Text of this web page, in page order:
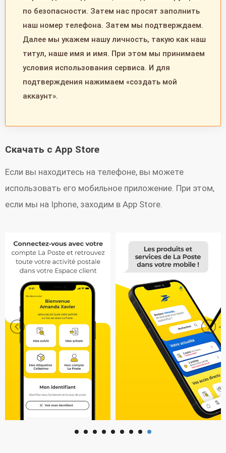
подписи и личности. ЗАКАЖИТЕ ПРОДУКЦИЮ
LA POSTE В ИНТЕРНЕТ-МАГАЗИНЕ Приложение
La Poste также является интернет-магазином,
позволяющим приобретать наши почтовые
решения с мобильного телефона: марки
Marianne, конверты с марками и наклейки для
ПУНКТЫ LA POSTE Благодаря геолокации
приложение позволяет вам находить
ближайшие к вам почтовые отделения, чтобы
оптимизировать ваши поездки и быстро
пункты выдачи (Colissimo и Chronopost) и
получите доступ к их информации (контактные
данные, адреса, часы работы, контакты).
Найдите пункты выдачи, чтобы отправлять
посылки в любую точку Франции, даже
находясь в путешествии. ИЗМЕНЕНИЕ
ДОСТАВКИ Вы получили уведомление о
доставке, находясь в отъезде? Вы можете
запросить новую доставку по тому же адресу, в
почтовом отделении или пункте выдачи.
АКТИВИРУЙТЕ ГОТОВОЕ К ОТПРАВКЕ ЗАКАЗНОЕ
ПИСЬМО Что такое мобильное заказное
Ajoutez votre identifiant La Poste dans l’application
facilement en bureau de poste.
Cette nouvelle version contient également des
améliorations de stabilité.
v 8.7 - 06/03/2025
et des améliorations de stabilité.
Cette nouvelle version contient des améliorations de
v 8.4 - 24/09/2024
Expéditeur d’une lettre recommandée ou d’un colis ?
Retrouvez vos justificatifs de dépôt directement
dans l’application !
Cette nouvelle version contient également des
améliorations de stabilité.
v 8.3 - 23/07/2024
Vous allez envoyer des cartes postales à vos proches
pendant les vacances ? Pour vous simplifier la vie,
pensez à l’astuce du timbre numérique et partagez
vos souvenirs de vacances en toute simplicité !
по безопасности. Затем нас просят заполнить
наш номер телефона. Затем мы подтверждаем.
Далее мы укажем нашу личность, такую ​​как наш
титул, наше имя и имя. При этом мы принимаем
условия использования сервиса. И для
подтверждения нажимаем «создать мой
аккаунт».
Скачать с App Store
Если вы находитесь на телефоне, вы можете
использовать его мобильное приложение. При этом,
если мы на Iphone, заходим в App Store.